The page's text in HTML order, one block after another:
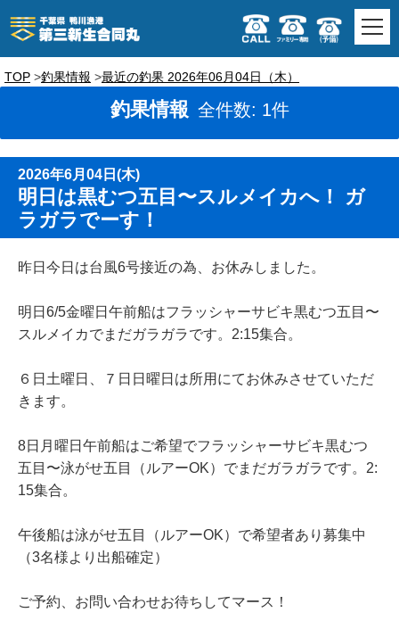
TOP 釣果情報 最近の釣果 2026年06月04日（木）
釣果情報 全件数: 1件
2026年6月04日(木)
明日は黒むつ五目〜スルメイカへ！ ガ
ラガラでーす！
昨日今日は台風6号接近の為、お休みしました。
明日6/5金曜日午前船はフラッシャーサビキ黒むつ五目〜
スルメイカでまだガラガラです。2:15集合。
６日土曜日、７日日曜日は所用にてお休みさせていただ
きます。
8日月曜日午前船はご希望でフラッシャーサビキ黒むつ
五目〜泳がせ五目（ルアーOK）でまだガラガラです。2:
15集合。
午後船は泳がせ五目（ルアーOK）で希望者あり募集中
（3名様より出船確定）
ご予約、お問い合わせお待ちしてマース！